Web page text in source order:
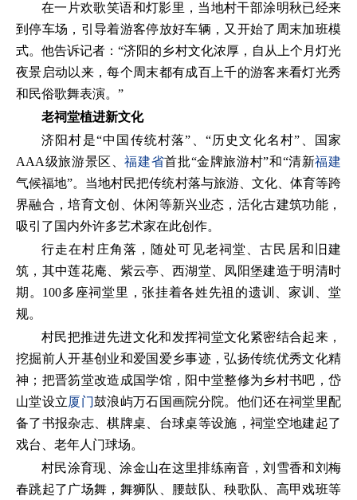
在一片欢歌笑语和灯影里，当地村干部涂明秋已经来
到停车场，引导着游客停放好车辆，又开始了周末加班模
式。他告诉记者：“济阳的乡村文化浓厚，自从上个月灯光
夜景启动以来，每个周末都有成百上千的游客来看灯光秀
和民俗歌舞表演。”
老祠堂植进新文化
济阳村是“中国传统村落”、“历史文化名村”、国家
AAA级旅游景区、福建省首批“金牌旅游村”和“清新福建
气候福地”。当地村民把传统村落与旅游、文化、体育等跨
界融合，培育文创、休闲等新兴业态，活化古建筑功能，
吸引了国内外许多艺术家在此创作。
行走在村庄角落，随处可见老祠堂、古民居和旧建
筑，其中莲花庵、紫云亭、西湖堂、凤阳堡建造于明清时
期。100多座祠堂里，张挂着各姓先祖的遗训、家训、堂
规。
村民把推进先进文化和发挥祠堂文化紧密结合起来，
挖掘前人开基创业和爱国爱乡事迹，弘扬传统优秀文化精
神；把晋笏堂改造成国学馆，阳中堂整修为乡村书吧，岱
山堂设立厦门鼓浪屿万石国画院分院。他们还在祠堂里配
备了书报杂志、棋牌桌、台球桌等设施，祠堂空地建起了
戏台、老年人门球场。
村民涂育现、涂金山在这里排练南音，刘雪香和刘梅
春跳起了广场舞，舞狮队、腰鼓队、秧歌队、高甲戏班等